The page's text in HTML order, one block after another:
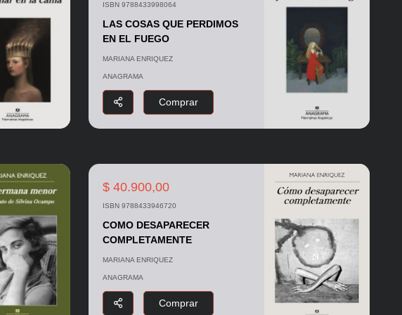
ISBN 9788433998064
LAS COSAS QUE PERDIMOS
EN EL FUEGO
MARIANA ENRIQUEZ
ANAGRAMA
Comprar
$ 40.900,00
ISBN 9788433946720
COMO DESAPARECER
COMPLETAMENTE
MARIANA ENRIQUEZ
ANAGRAMA
Comprar